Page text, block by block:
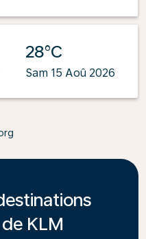
28°C
Sam 15 Aoû 2026
KLM